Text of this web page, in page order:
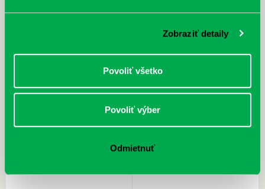
Zobraziť detaily
Povoliť všetko
Povoliť výber
Odmietnuť
Rudź, Przemyslaw: Atlas hviezd:
Hardy, Paula: Japonsko na tanieri: